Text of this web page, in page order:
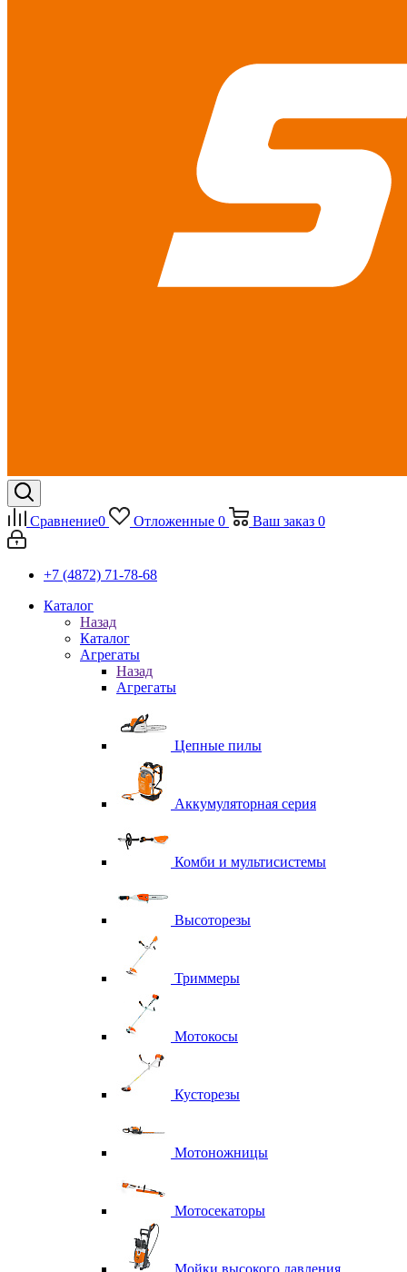
Сравнение0 Отложенные 0 Ваш заказ 0
+7 (4872) 71-78-68
Каталог
Назад
Каталог
Агрегаты
Назад
Агрегаты
Цепные пилы
Аккумуляторная серия
Комби и мультисистемы
Высоторезы
Триммеры
Мотокосы
Кусторезы
Мотоножницы
Мотосекаторы
Мойки высокого давления